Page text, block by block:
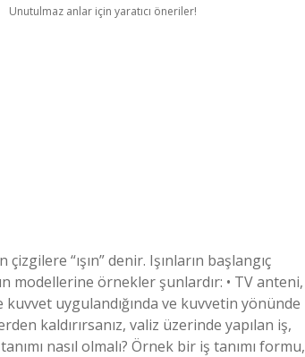
Unutulmaz anlar için yaratıcı öneriler!
“ışın” denir. Işınların başlangıç
modellerine örnekler şunlardır: • TV anteni,
kuvvet uygulandığında ve kuvvetin yönünde
kaldırırsanız, valiz üzerinde yapılan iş,
nasıl olmalı? Örnek bir iş tanımı formu,